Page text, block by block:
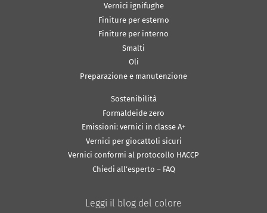
Vernici ignifughe
Finiture per esterno
Finiture per interno
Smalti
Oli
Preparazione e manutenzione
Sostenibilità
Formaldeide zero
Emissioni: vernici in classe A+
Vernici per giocattoli sicuri
Vernici conformi al protocollo HACCP
Chiedi all’esperto – FAQ
Leggi il blog del colore